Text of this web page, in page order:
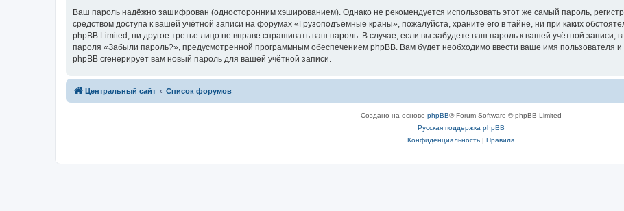
Ваш пароль надёжно зашифрован (односторонним хэшированием). Однако не рекомендуется использовать этот же самый пароль,
средством доступа к вашей учётной записи на форумах «Грузоподъёмные краны», пожалуйста, храните его в тайне, ни при каких
phpBB Limited, ни другое третье лицо не вправе спрашивать ваш пароль. В случае, если вы забудете ваш пароль к вашей учётной записи,
пароля «Забыли пароль?», предусмотренной программным обеспечением phpBB. Вам будет необходимо ввести ваше имя пользователя
phpBB сгенерирует вам новый пароль для вашей учётной записи.
Центральный сайт Список форумов
Создано на основе phpBB® Forum Software © phpBB Limited
Русская поддержка phpBB
Конфиденциальность| Правила